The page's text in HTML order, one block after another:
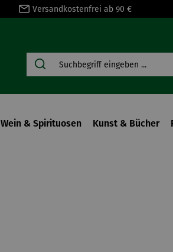
Versandkostenfrei ab 90 €
Wein & Spirituosen Kunst & Bücher